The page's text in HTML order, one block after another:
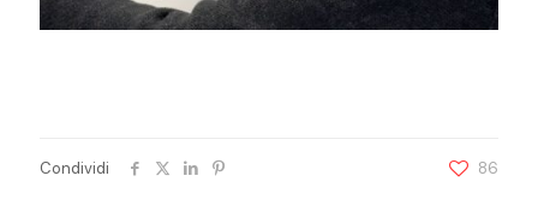
Condividi 86